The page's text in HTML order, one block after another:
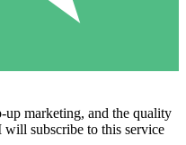
up marketing, and the quality
will subscribe to this service